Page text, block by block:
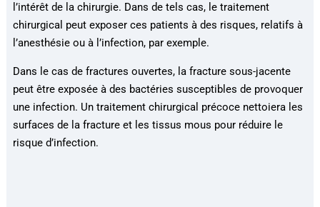
l’intérêt de la chirurgie. Dans de tels cas, le traitement
chirurgical peut exposer ces patients à des risques, relatifs à
l’anesthésie ou à l’infection, par exemple.
Dans le cas de fractures ouvertes, la fracture sous-jacente
peut être exposée à des bactéries susceptibles de provoquer
une infection. Un traitement chirurgical précoce nettoiera les
surfaces de la fracture et les tissus mous pour réduire le
risque d’infection.